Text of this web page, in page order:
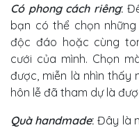
Có phong cách riêng:
bạn có thể chọn
độc đáo hoặc cùng
cưới của mình. Chọn
được, miễn là nhìn thấy
hôn lễ đã tham dự là
Quà handmade: Đây là